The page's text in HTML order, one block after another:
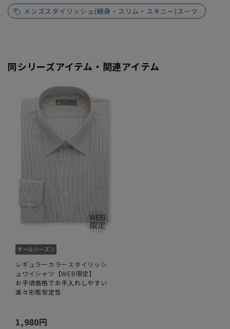
メンズスタイリッシュ(細身・スリム・スキニー)スーツ
同シリーズアイテム・関連アイテム
レギュラーカラースタイリッシ
ュワイシャツ【WEB限定】
お手頃価格でお手入れしやすい
楽々形態安定性
1,980円